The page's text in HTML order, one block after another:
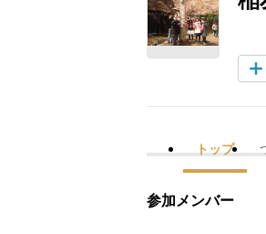
トップ
参加メンバー